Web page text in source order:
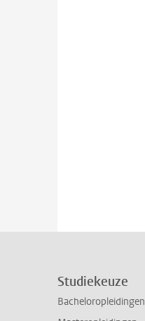
Studiekeuze
Bacheloropleidingen